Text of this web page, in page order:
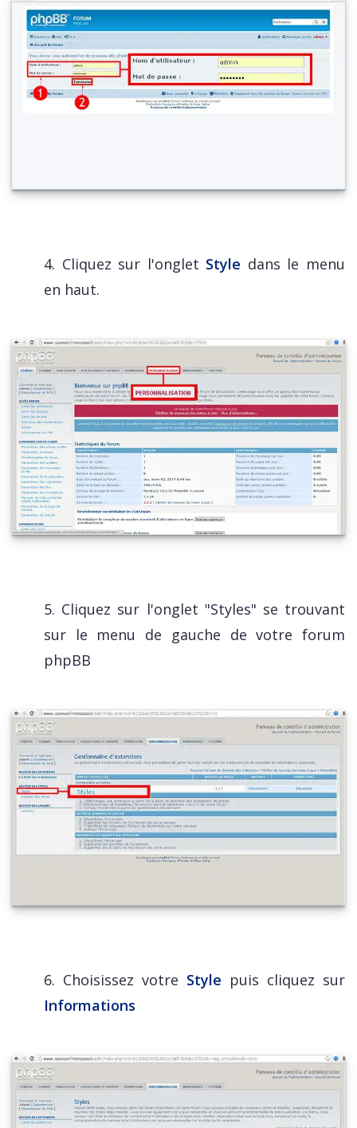
4. Cliquez sur l'onglet Style dans le menu
en haut.
5. Cliquez sur l'onglet "Styles" se trouvant
sur le menu de gauche de votre forum
phpBB
6. Choisissez votre Style puis cliquez sur
Informations